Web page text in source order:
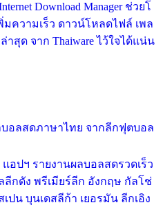
Download Manager ช่วยโ
มความเร็ว ดาวน์โหลดไฟล์ เพล
สุด จาก Thaiware ไว้ใจได้แน่น
บอลสดภาษาไทย จากลีกฟุตบอล
อปฯ รายงานผลบอลสดรวดเร็ว
กดัง พรีเมียร์ลีก อังกฤษ กัลโช่
เปน บุนเดสลีก้า เยอรมัน ลีกเอิง